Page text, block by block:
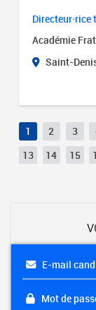
Directeur·rice
Académie
Saint-
1 2 3
13
14 15
E-mail
Mot de